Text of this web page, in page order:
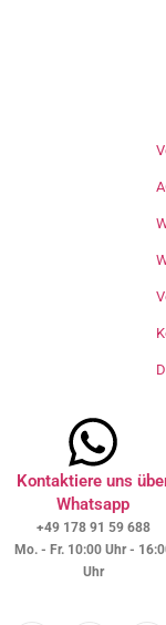
Kontaktiere uns
Whatsapp
+49 178 91 59 688
Mo. - Fr. 10:00 Uhr -
Uhr